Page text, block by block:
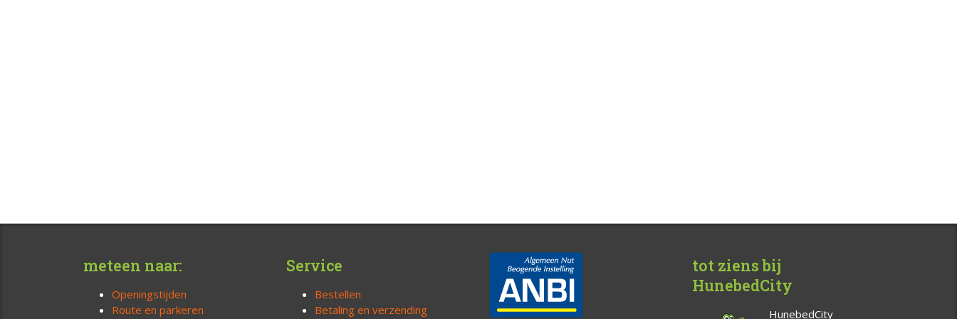
meteen naar:
Openingstijden
Route en parkeren
Service
Bestellen
Betaling en verzending
tot ziens bij
HunebedCity
HunebedCity